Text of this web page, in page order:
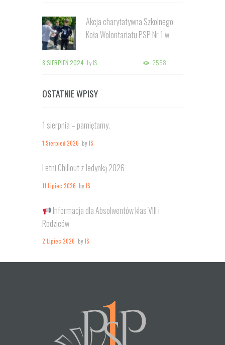
Akcja charytatywna Szkolnego
Koła Wolontariatu PSP Nr 1 w
8 SIERPIEŃ 2024 by IS 2568
OSTATNIE WPISY
1 sierpnia – pamiętamy.
1 Sierpień 2026 byIS
Letni Chillout z Jedynką 2026
11 Lipiec 2026 byIS
Informacja dla Absolwentów klas VIII i
Rodziców
2 Lipiec 2026 byIS